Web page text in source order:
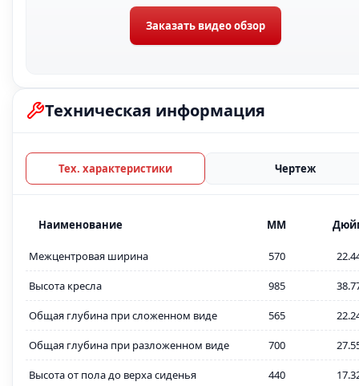
Заказать видео обзор
Техническая информация
Тех. характеристики Чертеж
Наименование MM
Межцентровая ширина 570
Высота кресла 985
Общая глубина при сложенном виде 565
Общая глубина при разложенном виде 700
Высота от пола до верха сиденья 440